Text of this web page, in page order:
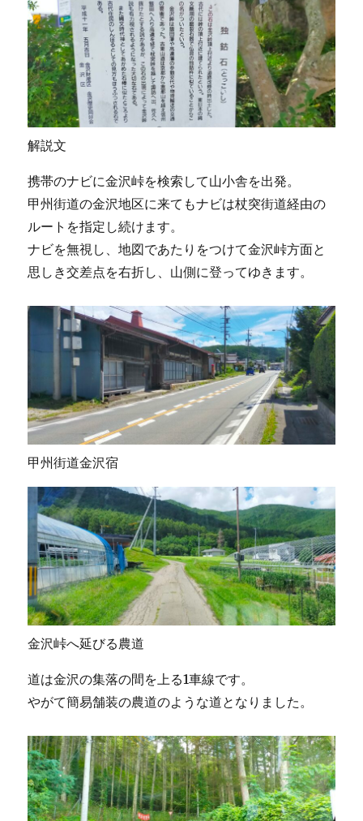
解説文
携帯のナビに金沢峠を検索して山小舎を出発。
甲州街道の金沢地区に来てもナビは杖突街道経由の
ルートを指定し続けます。
ナビを無視し、地図であたりをつけて金沢峠方面と
思しき交差点を右折し、山側に登ってゆきます。
甲州街道金沢宿
金沢峠へ延びる農道
道は金沢の集落の間を上る1車線です。
やがて簡易舗装の農道のような道となりました。